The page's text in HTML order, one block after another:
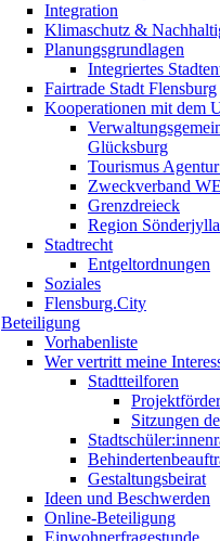
Integration
Klimaschutz &
Planungsgrundlagen
Integriertes
Fairtrade Stadt Flensburg
Kooperationen mit dem
Glücksburg
Tourismus
Zweckverband
Grenzdreieck
Region
Stadtrecht
Entgeltordnungen
Soziales
Flensburg.City
Beteiligung
Vorhabenliste
Wer vertritt meine
Stadtteilforen
Sitzungen
Gestaltungsbeirat
Ideen und Beschwerden
Online-Beteiligung
Einwohnerfragestunde